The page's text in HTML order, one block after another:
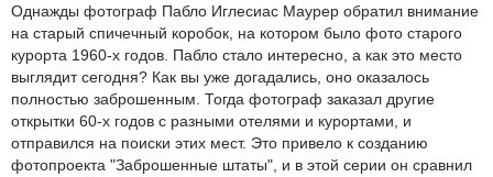
Однажды фотограф Пабло Иглесиас Маурер обратил внимание
на старый спичечный коробок, на котором было фото старого
курорта 1960-х годов. Пабло стало интересно, а как это место
выглядит сегодня? Как вы уже догадались, оно оказалось
полностью заброшенным. Тогда фотограф заказал другие
открытки 60-х годов с разными отелями и курортами, и
отправился на поиски этих мест. Это привело к созданию
фотопроекта "Заброшенные штаты", и в этой серии он сравнил